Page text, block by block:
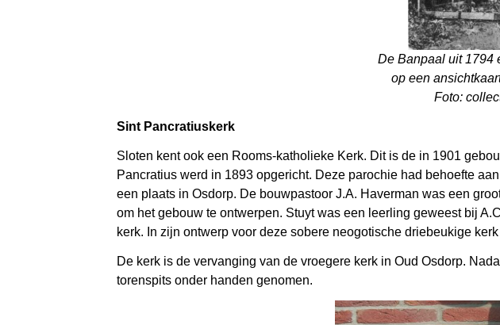
De Banpaal uit 1794
op een
Foto:
Sint Pancratiuskerk
Sloten kent ook een Rooms-katholieke Kerk. Dit is de in 1901
Pancratius werd in 1893 opgericht. Deze parochie had behoefte
een plaats in Osdorp. De bouwpastoor J.A. Haverman was een
om het gebouw te ontwerpen. Stuyt was een leerling geweest bij
kerk. In zijn ontwerp voor deze sobere neogotische driebeukige
De kerk is de vervanging van de vroegere kerk in Oud Osdorp.
torenspits onder handen genomen.